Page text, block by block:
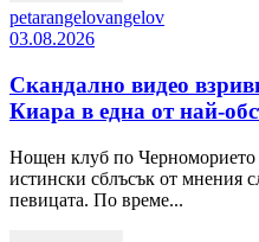
petarangelovangelov
03.08.2026
Скандално видео
Киара в една от най-
Нощен клуб по Черноморието
истински сблъсък от мнения
певицата. По време...